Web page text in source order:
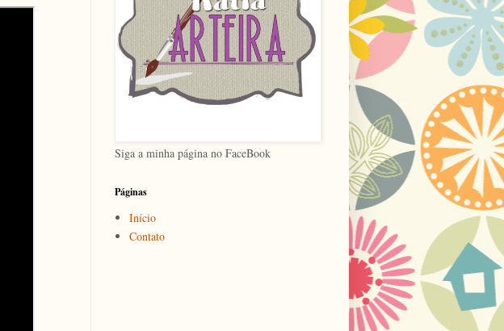
Siga a minha página no FaceBook
Páginas
Início
Contato